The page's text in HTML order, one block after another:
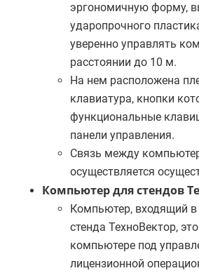
эргономичную форму,
ударопрочного
уверенно управлять
расстоянии до 10 м.
На нем расположена
клавиатура, кнопки
функциональные
панели управления.
Связь между
осуществляется
Компьютер для стендов
Компьютер, входящий
стенда ТехноВектор,
компьютере под
лицензионной